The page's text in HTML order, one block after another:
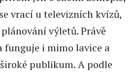
vrací u televizních kvízů,
výletů. Právě
funguje i mimo lavice a
publikum. A podle